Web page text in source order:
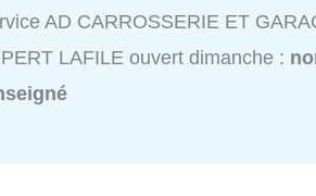
AD CARROSSERIE ET
LAFILE ouvert dimanche :